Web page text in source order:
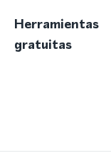
Herramientas
gratuitas